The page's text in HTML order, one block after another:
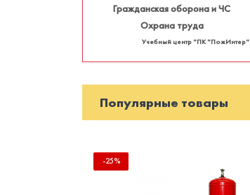
Гражданская оборона и ЧС
Охрана труда
Учебный центр "ПК "ПожИнтер"
Популярные товары
-25%